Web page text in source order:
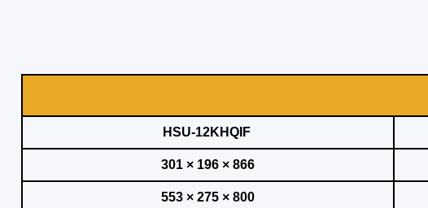
HSU-12KHQIF
866 × 196 × 301
800 × 275 × 553